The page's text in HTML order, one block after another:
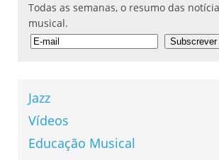
Todas as semanas, o resumo das
musical.
Jazz
Vídeos
Educação Musical